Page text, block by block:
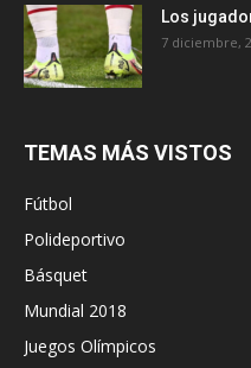
Los
7 diciembre,
TEMAS MÁS VISTOS
Fútbol
Polideportivo
Básquet
Mundial 2018
Juegos Olímpicos